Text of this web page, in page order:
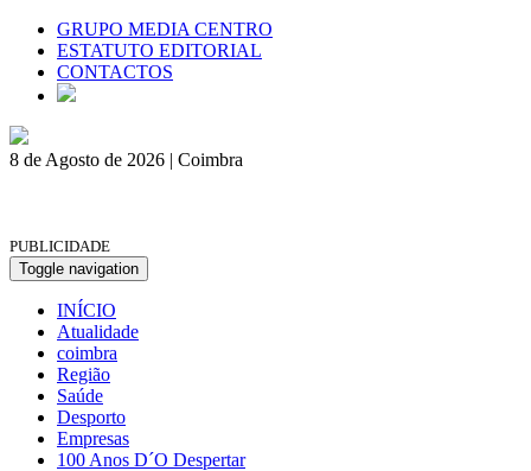
GRUPO MEDIA CENTRO
ESTATUTO EDITORIAL
CONTACTOS
8 de Agosto de 2026 | Coimbra
PUBLICIDADE
Toggle navigation
INÍCIO
Atualidade
coimbra
Região
Saúde
Desporto
Empresas
100 Anos D´O Despertar